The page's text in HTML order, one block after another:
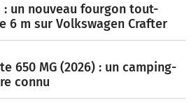
: un nouveau fourgon tout-
6 m sur Volkswagen Crafter
650 MG (2026) : un camping-
connu